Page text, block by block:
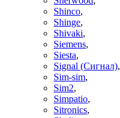
Shinco,
Shinge,
Shivaki,
Siemens,
Siesta,
Signal (Сигнал),
Sim-sim,
Sim2,
Simpatio,
Sitronics,